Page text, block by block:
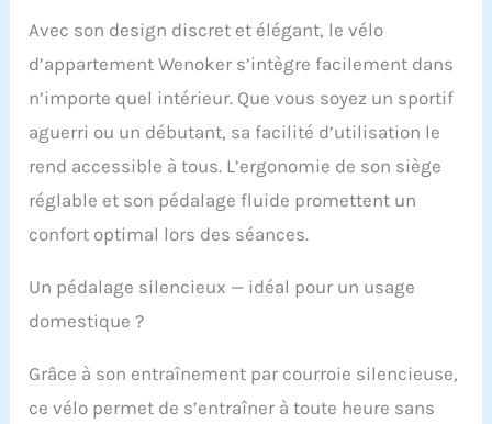
fermement sur le sol
pas ou ne vacille pas
pendant que vous
noir et rouge aura l'air
chic dans votre maison
d'entraînement. [Plus
stable, silencieux et
aux vélos trompeurs en
ligne qui sont équipés
volant d'inertie
amélioré pour vélo
d'intérieur maintient
Avec son design discret et élégant, le vélo
d’appartement Wenoker s’intègre facilement dans
n’importe quel intérieur. Que vous soyez un sportif
aguerri ou un débutant, sa facilité d’utilisation le
rend accessible à tous. L’ergonomie de son siège
réglable et son pédalage fluide promettent un
confort optimal lors des séances.
Un pédalage silencieux — idéal pour un usage
domestique ?
Grâce à son entraînement par courroie silencieuse,
ce vélo permet de s’entraîner à toute heure sans